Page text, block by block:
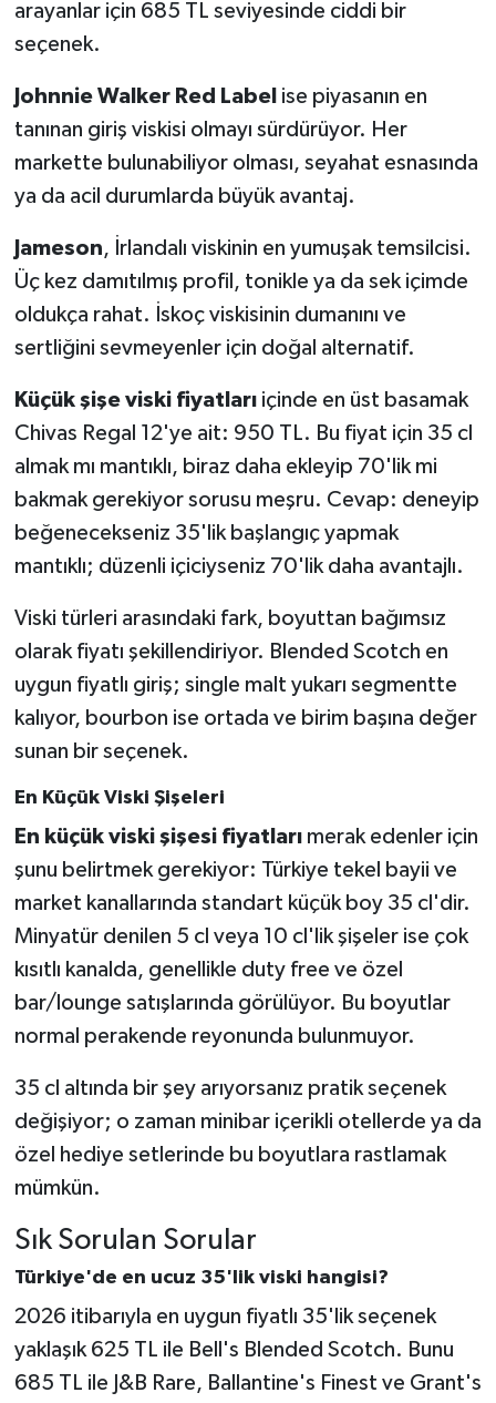
arayanlar için 685 TL seviyesinde ciddi bir
seçenek.
Johnnie Walker Red Label ise piyasanın en
tanınan giriş viskisi olmayı sürdürüyor. Her
markette bulunabiliyor olması, seyahat esnasında
ya da acil durumlarda büyük avantaj.
Jameson, İrlandalı viskinin en yumuşak temsilcisi.
Üç kez damıtılmış profil, tonikle ya da sek içimde
oldukça rahat. İskoç viskisinin dumanını ve
sertliğini sevmeyenler için doğal alternatif.
Küçük şişe viski fiyatlarıiçinde en üst basamak
Chivas Regal 12'ye ait: 950 TL. Bu fiyat için 35 cl
almak mı mantıklı, biraz daha ekleyip 70'lik mi
bakmak gerekiyor sorusu meşru. Cevap: deneyip
beğenecekseniz 35'lik başlangıç yapmak
mantıklı; düzenli içiciyseniz 70'lik daha avantajlı.
Viski türleri arasındaki fark, boyuttan bağımsız
olarak fiyatı şekillendiriyor. Blended Scotch en
uygun fiyatlı giriş; single malt yukarı segmentte
kalıyor, bourbon ise ortada ve birim başına değer
sunan bir seçenek.
En Küçük Viski Şişeleri
En küçük viski şişesi fiyatlarımerak edenler için
şunu belirtmek gerekiyor: Türkiye tekel bayii ve
market kanallarında standart küçük boy 35 cl'dir.
Minyatür denilen 5 cl veya 10 cl'lik şişeler ise çok
kısıtlı kanalda, genellikle duty free ve özel
bar/lounge satışlarında görülüyor. Bu boyutlar
normal perakende reyonunda bulunmuyor.
35 cl altında bir şey arıyorsanız pratik seçenek
değişiyor; o zaman minibar içerikli otellerde ya da
özel hediye setlerinde bu boyutlara rastlamak
mümkün.
Sık Sorulan Sorular
Türkiye'de en ucuz 35'lik viski hangisi?
2026 itibarıyla en uygun fiyatlı 35'lik seçenek
yaklaşık 625 TL ile Bell's Blended Scotch. Bunu
685 TL ile J&B Rare, Ballantine's Finest ve Grant's